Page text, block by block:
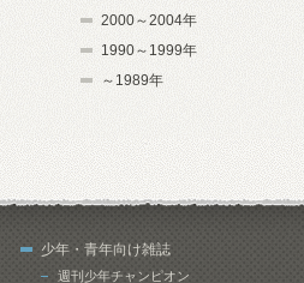
2000～2004年
1990～1999年
～1989年
少年・青年向け雑誌
週刊少年チャンピオン